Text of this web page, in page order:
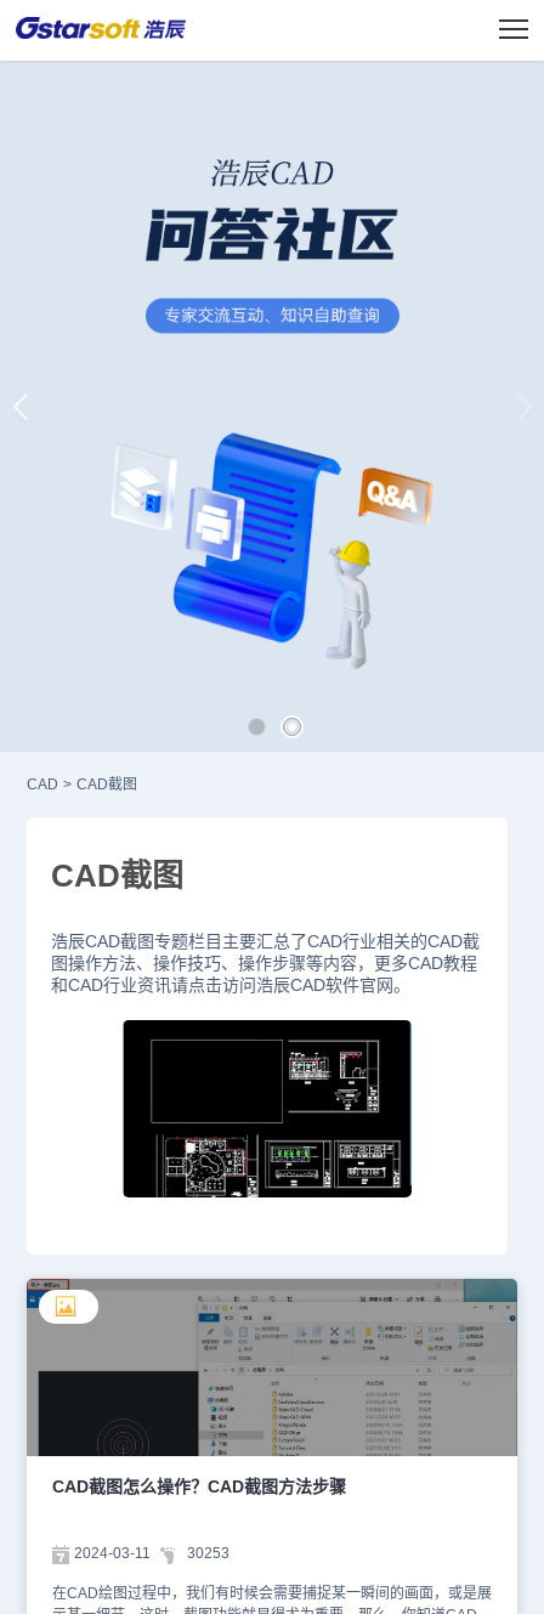
CAD > CAD截图
CAD截图
浩辰CAD截图专题栏目主要汇总了CAD行业相关的CAD截
图操作方法、操作技巧、操作步骤等内容，更多CAD教程
和CAD行业资讯请点击访问浩辰CAD软件官网。
CAD截图怎么操作？CAD截图方法步骤
2024-03-11 30253
在CAD绘图过程中，我们有时候会需要捕捉某一瞬间的画面，或是展